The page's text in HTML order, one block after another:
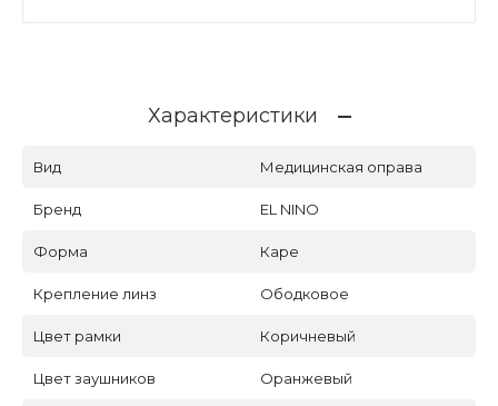
Характеристики
Вид Медицинская оправа
Бренд EL NINO
Форма Каре
Крепление линз Ободковое
Цвет рамки Коричневый
Цвет заушников Оранжевый